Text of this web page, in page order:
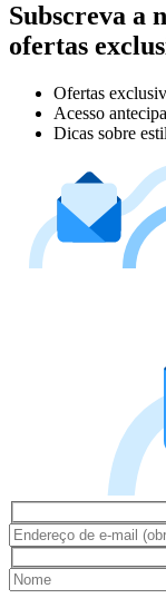
Subscreva a
ofertas
Ofertas
Acesso
Dicas sobre